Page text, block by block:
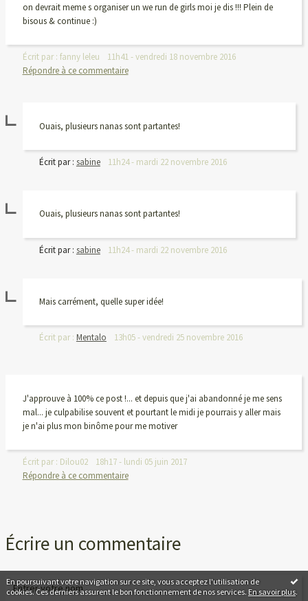
En poursuivant votre navigation sur ce site, vous acceptez l'utilisation de
cookies. Ces derniers assurent le bon fonctionnement de nos services. En savoir plus.
on devrait meme s organiser un we run de girls moi je dis !!! Plein de
bisous & continue :)
Écrit par : fanny leleu 11h41-vendredi 18 novembre 2016
Répondre à ce commentaire
Ouais, plusieurs nanas sont partantes!
Écrit par : sabine 11h24- mardi 22 novembre 2016
Ouais, plusieurs nanas sont partantes!
Écrit par : sabine 11h24- mardi 22 novembre 2016
Mais carrément, quelle super idée!
Écrit par : Mentalo 13h05-vendredi 25 novembre 2016
J'approuve à 100% ce post !... et depuis que j'ai abandonné je me sens
mal... je culpabilise souvent et pourtant le midi je pourrais y aller mais
je n'ai plus mon binôme pour me motiver
Écrit par : Dilou02 18h17- lundi 05 juin 2017
Répondre à ce commentaire
Écrire un commentaire